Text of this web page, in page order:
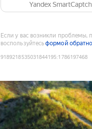
Yandex
Если у вас возникли проблемы,
воспользуйтесьформой
9189218535031844195:1786197468